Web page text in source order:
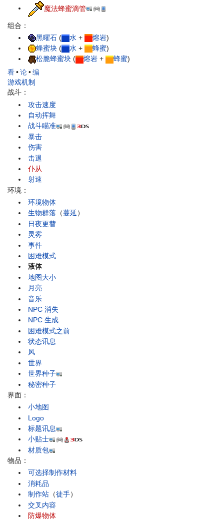
魔法蜂蜜滴管
组合：
黑曜石 ( 水 + 熔岩)
蜂蜜块 ( 水 + 蜂蜜)
松脆蜂蜜块 ( 熔岩 + 蜂蜜)
看•论•编
游戏机制
战斗：
攻击速度
自动挥舞
战斗瞄准
暴击
伤害
击退
仆从
射速
环境：
环境物体
生物群落 （蔓延）
日夜更替
灵雾
事件
困难模式
液体
地图大小
月亮
音乐
NPC 消失
NPC 生成
困难模式之前
状态讯息
风
世界
世界种子
秘密种子
界面：
小地图
Logo
标题讯息
小贴士
材质包
物品：
可选择制作材料
消耗品
制作站 （徒手）
交叉内容
防爆物体